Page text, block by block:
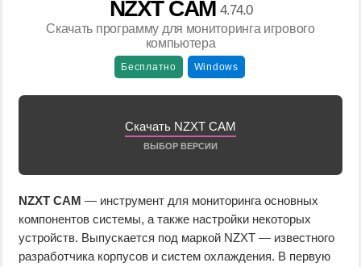
NZXT CAM 4.74.0
Скачать программу для мониторинга игрового
компьютера
Бесплатно Windows
Скачать NZXT CAM
ВЫБОР ВЕРСИИ
NZXT CAM — инструмент для мониторинга основных
компонентов системы, а также настройки некоторых
устройств. Выпускается под маркой NZXT — известного
разработчика корпусов и систем охлаждения. В первую